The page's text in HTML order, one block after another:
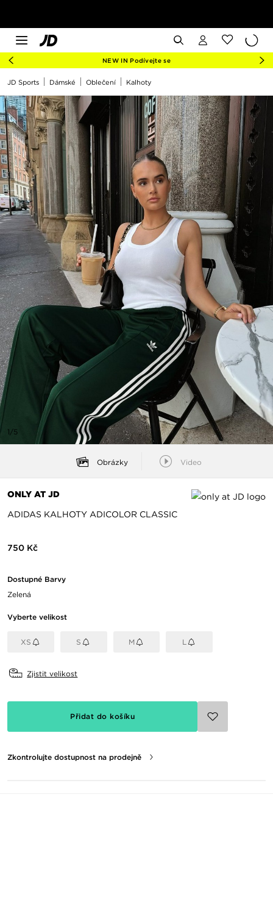
NEW IN Podívejte se
JD Sports Dámské Oblečení Kalhoty
1/5
Obrázky Video
ONLY AT JD
ADIDAS KALHOTY ADICOLOR CLASSIC
750 Kč
Dostupné Barvy
Zelená
Vyberte velikost
XS S M L
Zjistit velikost
Přidat do košíku
Zkontrolujte dostupnost na prodejně